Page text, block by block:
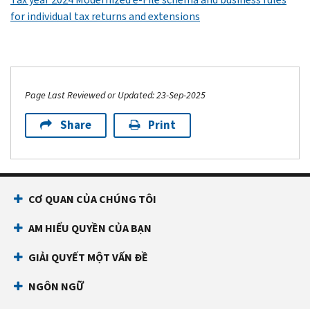
for individual tax returns and extensions
Page Last Reviewed or Updated: 23-Sep-2025
Share Print
CƠ QUAN CỦA CHÚNG TÔI
AM HIỂU QUYỀN CỦA BẠN
GIẢI QUYẾT MỘT VẤN ĐỀ
NGÔN NGỮ